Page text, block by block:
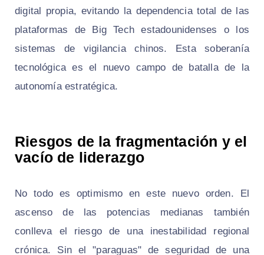
digital propia, evitando la dependencia total de las
plataformas de Big Tech estadounidenses o los
sistemas de vigilancia chinos. Esta soberanía
tecnológica es el nuevo campo de batalla de la
autonomía estratégica.
Riesgos de la fragmentación y el
vacío de liderazgo
No todo es optimismo en este nuevo orden. El
ascenso de las potencias medianas también
conlleva el riesgo de una inestabilidad regional
crónica. Sin el "paraguas" de seguridad de una